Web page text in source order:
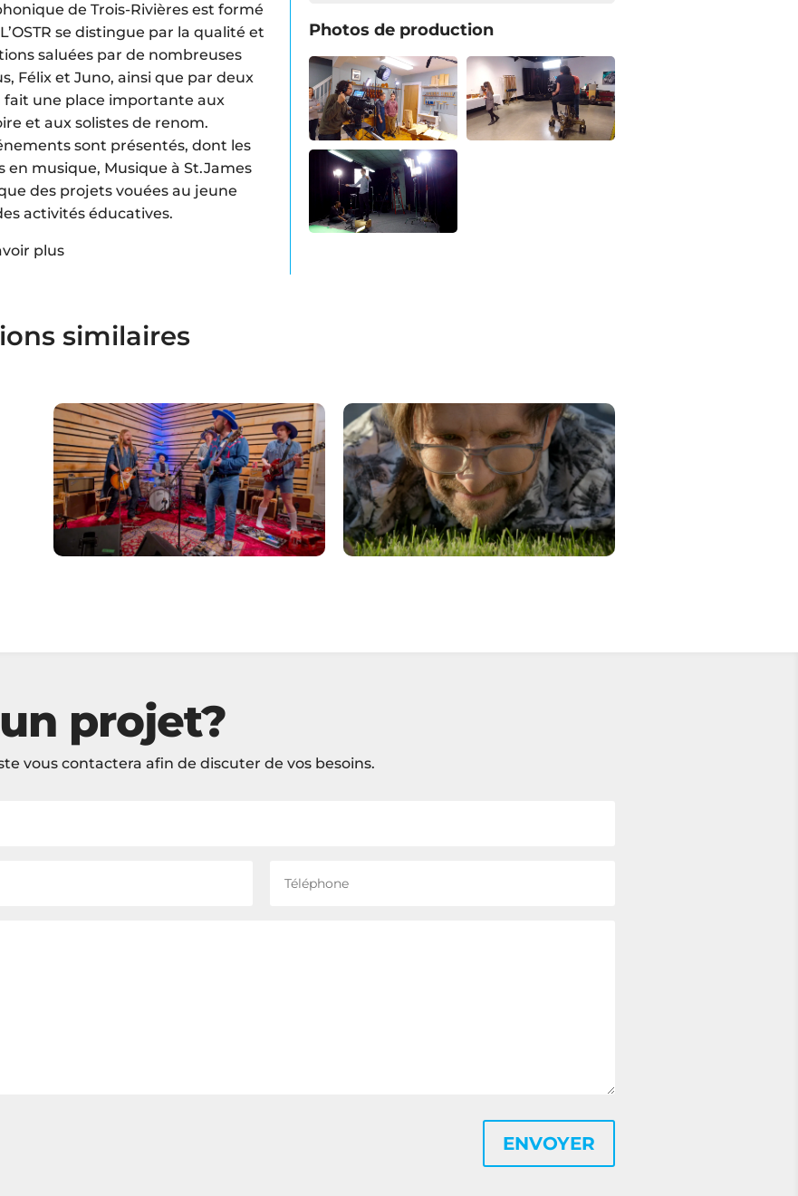
de Trois-Rivières est formé
se distingue par la qualité et
saluées par de nombreuses
Félix et Juno, ainsi que par deux
fait une place importante aux
et aux solistes de renom.
sont présentés, dont les
en musique, Musique à St.James
des projets vouées au jeune
activités éducatives.
plus
Photos de production
similaires
Websérie Garage chez Steve
Hill – saison 1
MAGAZINE CULTUREL
Preste
Eau potable – Ville de Trois-
Rivières
Ville de Trois-Rivières
projet?
vous contactera afin de discuter de vos besoins.
ENVOYER